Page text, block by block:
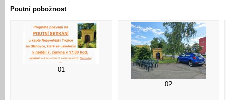
Poutní pobožnost
01
02